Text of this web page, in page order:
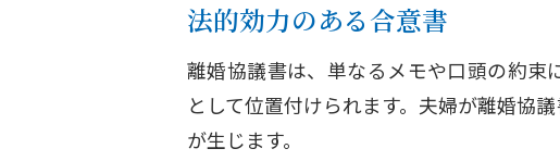
法的効力のある合意書
離婚協議書は、単なるメモや口頭の約
として位置付けられます。夫婦が離婚協
が生じます。